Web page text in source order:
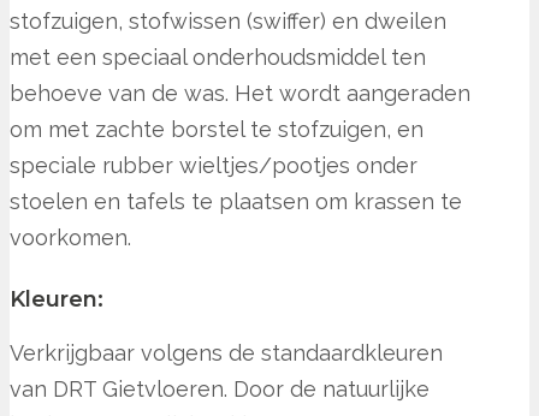
stofzuigen, stofwissen (swiffer) en dweilen
met een speciaal onderhoudsmiddel ten
behoeve van de was. Het wordt aangeraden
om met zachte borstel te stofzuigen, en
speciale rubber wieltjes/pootjes onder
stoelen en tafels te plaatsen om krassen te
voorkomen.
Kleuren:
Verkrijgbaar volgens de standaardkleuren
van DRT Gietvloeren. Door de natuurlijke